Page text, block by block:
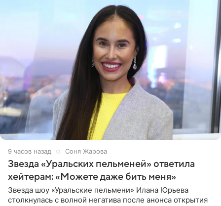
9 часов назад Соня Жарова
Звезда «Уральских пельменей» ответила
хейтерам: «Можете даже бить меня»
Звезда шоу «Уральские пельмени» Илана Юрьева
столкнулась с волной негатива после анонса открытия